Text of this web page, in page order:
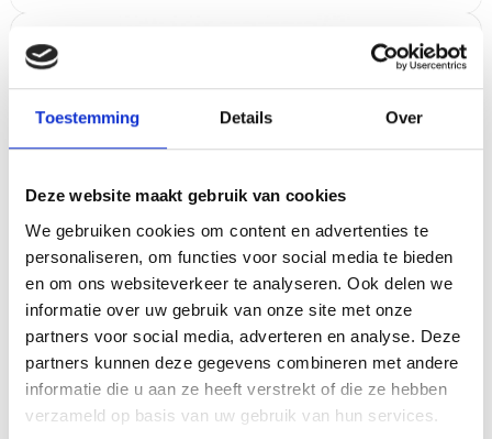
Toestemming Details Over
Deze website maakt gebruik van cookies
We gebruiken cookies om content en advertenties te
personaliseren, om functies voor social media te bieden
en om ons websiteverkeer te analyseren. Ook delen we
informatie over uw gebruik van onze site met onze
partners voor social media, adverteren en analyse. Deze
partners kunnen deze gegevens combineren met andere
informatie die u aan ze heeft verstrekt of die ze hebben
verzameld op basis van uw gebruik van hun services.
Toiletbetaalsystemen EasyGa